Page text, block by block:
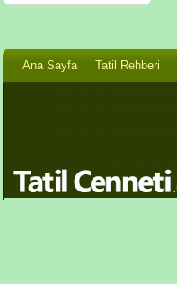
Ana Sayfa Tatil Rehberi